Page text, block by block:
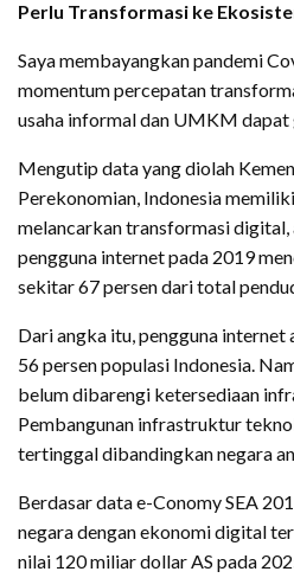
Perlu Transformasi ke
Saya membayangkan pandemi
momentum percepatan
usaha informal dan UMKM
Mengutip data yang diolah
Perekonomian, Indonesia
melancarkan transformasi digital,
pengguna internet pada 2019
sekitar 67 persen dari total
Dari angka itu, pengguna
56 persen populasi Indonesia.
belum dibarengi ketersediaan
Pembangunan infrastruktur
tertinggal dibandingkan negara
Berdasar data e-Conomy SEA
negara dengan ekonomi digital
nilai 120 miliar dollar AS pada